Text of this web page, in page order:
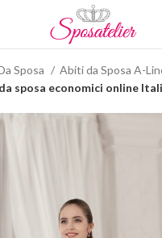
Sposa
Abiti da Sposa A-
sposa economici online